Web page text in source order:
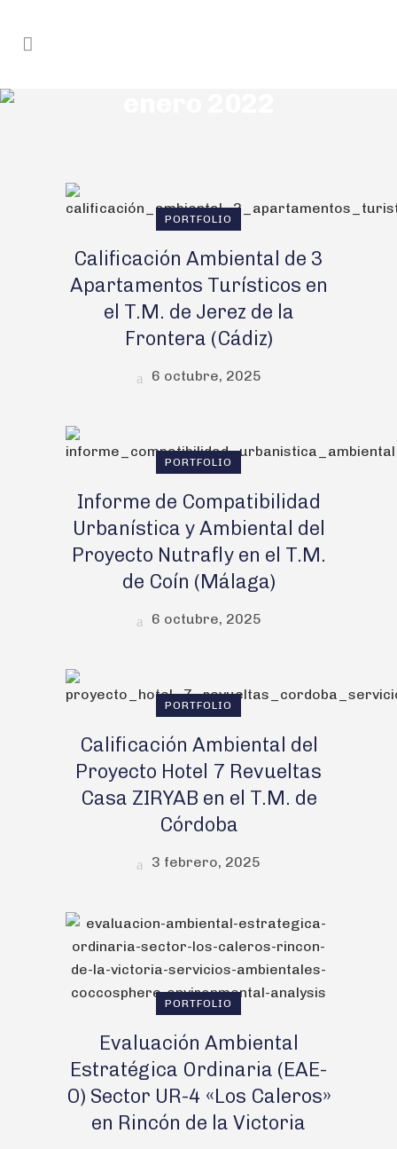
PORTFOLIO
Calificación Ambiental de 3
Apartamentos Turísticos en
el T.M. de Jerez de la
Frontera (Cádiz)
6 octubre, 2025
PORTFOLIO
Informe de Compatibilidad
Urbanística y Ambiental del
Proyecto Nutrafly en el T.M.
de Coín (Málaga)
6 octubre, 2025
PORTFOLIO
Calificación Ambiental del
Proyecto Hotel 7 Revueltas
Casa ZIRYAB en el T.M. de
Córdoba
3 febrero, 2025
PORTFOLIO
Evaluación Ambiental
Estratégica Ordinaria (EAE-
O) Sector UR-4 «Los Caleros»
en Rincón de la Victoria